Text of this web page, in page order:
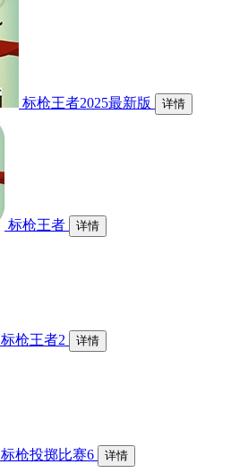
标枪王者2025最新版 详情
标枪王者 详情
标枪王者2 详情
标枪投掷比赛6 详情